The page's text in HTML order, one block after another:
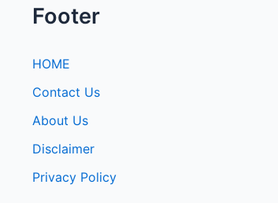
Footer
HOME
Contact Us
About Us
Disclaimer
Privacy Policy